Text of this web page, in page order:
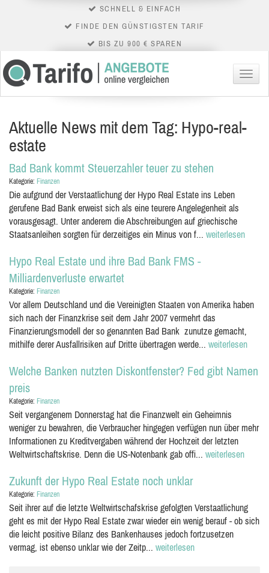
SCHNELL & EINFACH
FINDE DEN GÜNSTIGSTEN TARIF
BIS ZU 900 € SPAREN
Menü
Aktuelle News mit dem Tag: Hypo-real-
estate
Bad Bank kommt Steuerzahler teuer zu stehen
Kategorie: Finanzen
Die aufgrund der Verstaatlichung der Hypo Real Estate ins Leben
gerufene Bad Bank erweist sich als eine teurere Angelegenheit als
vorausgesagt. Unter anderem die Abschreibungen auf griechische
Staatsanleihen sorgten für derzeitiges ein Minus von f... weiterlesen
Hypo Real Estate und ihre Bad Bank FMS -
Milliardenverluste erwartet
Kategorie: Finanzen
Vor allem Deutschland und die Vereinigten Staaten von Amerika haben
sich nach der Finanzkrise seit dem Jahr 2007 vermehrt das
Finanzierungsmodell der so genannten Bad Bank zunutze gemacht,
mithilfe derer Ausfallrisiken auf Dritte übertragen werde... weiterlesen
Welche Banken nutzten Diskontfenster? Fed gibt Namen
preis
Kategorie: Finanzen
Seit vergangenem Donnerstag hat die Finanzwelt ein Geheimnis
weniger zu bewahren, die Verbraucher hingegen verfügen nun über mehr
Informationen zu Kreditvergaben während der Hochzeit der letzten
Weltwirtschaftskrise. Denn die US-Notenbank gab offi... weiterlesen
Zukunft der Hypo Real Estate noch unklar
Kategorie: Finanzen
Seit ihrer auf die letzte Weltwirtschafskrise gefolgten Verstaatlichung
geht es mit der Hypo Real Estate zwar wieder ein wenig berauf - ob sich
die leicht positive Bilanz des Bankenhauses jedoch fortzusetzen
vermag, ist ebenso unklar wie der Zeitp... weiterlesen